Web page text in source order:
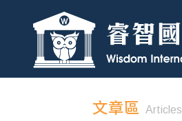
文章區 Articles